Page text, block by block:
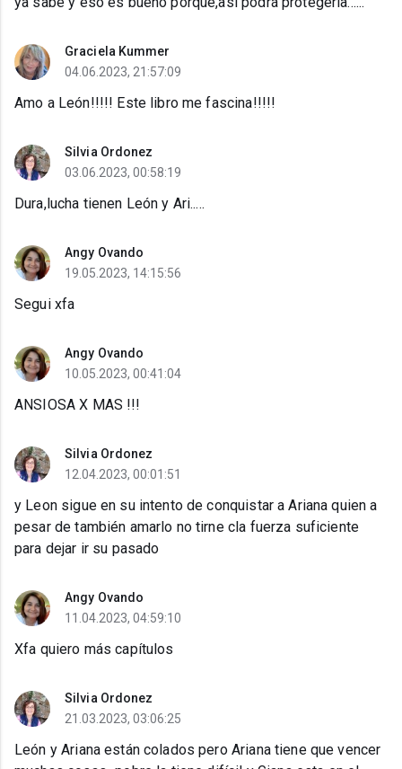
Graciela Kummer
04.06.2023, 21:57:09
Amo a León!!!!! Este libro me fascina!!!!!
Silvia Ordonez
03.06.2023, 00:58:19
Dura,lucha tienen León y Ari.....
Angy Ovando
19.05.2023, 14:15:56
Segui xfa
Angy Ovando
10.05.2023, 00:41:04
ANSIOSA X MAS !!!
Silvia Ordonez
12.04.2023, 00:01:51
y Leon sigue en su intento de conquistar a Ariana quien a
pesar de también amarlo no tirne cla fuerza suficiente
para dejar ir su pasado
Angy Ovando
11.04.2023, 04:59:10
Xfa quiero más capítulos
Silvia Ordonez
21.03.2023, 03:06:25
León y Ariana están colados pero Ariana tiene que vencer